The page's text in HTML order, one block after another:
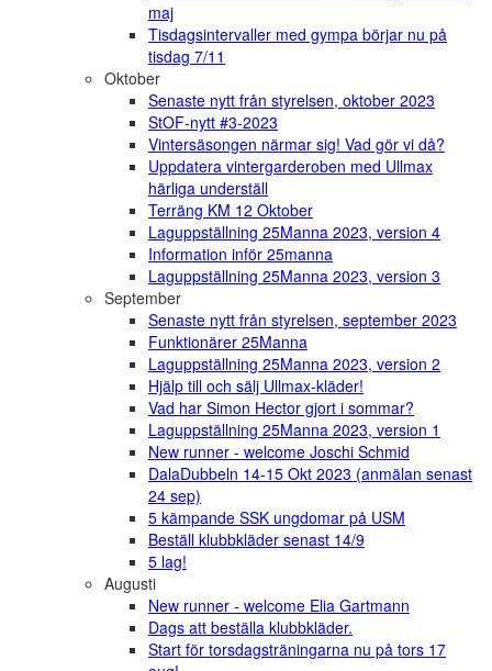
maj
Tisdagsintervaller med gympa börjar nu på
tisdag 7/11
Oktober
Senaste nytt från styrelsen, oktober 2023
StOF-nytt #3-2023
Vintersäsongen närmar sig! Vad gör vi då?
Uppdatera vintergarderoben med Ullmax
härliga underställ
Terräng KM 12 Oktober
Laguppställning 25Manna 2023, version 4
Information inför 25manna
Laguppställning 25Manna 2023, version 3
September
Senaste nytt från styrelsen, september 2023
Funktionärer 25Manna
Laguppställning 25Manna 2023, version 2
Hjälp till och sälj Ullmax-kläder!
Vad har Simon Hector gjort i sommar?
Laguppställning 25Manna 2023, version 1
New runner - welcome Joschi Schmid
DalaDubbeln 14-15 Okt 2023 (anmälan senast
24 sep)
5 kämpande SSK ungdomar på USM
Beställ klubbkläder senast 14/9
5 lag!
Augusti
New runner - welcome Elia Gartmann
Dags att beställa klubbkläder.
Start för torsdagsträningarna nu på tors 17